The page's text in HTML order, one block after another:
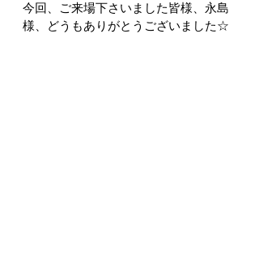
今回、ご来場下さいました皆様、永島
様、どうもありがとうございました☆